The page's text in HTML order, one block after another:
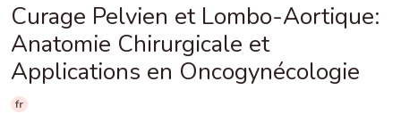
Curage Pelvien et Lombo-Aortique:
Anatomie Chirurgicale et
Applications en Oncogynécologie
fr